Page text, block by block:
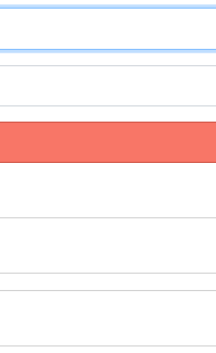
2026년 08월 07일(금)
2026년 08월 07일(금)
2026년 08월 07일(금)